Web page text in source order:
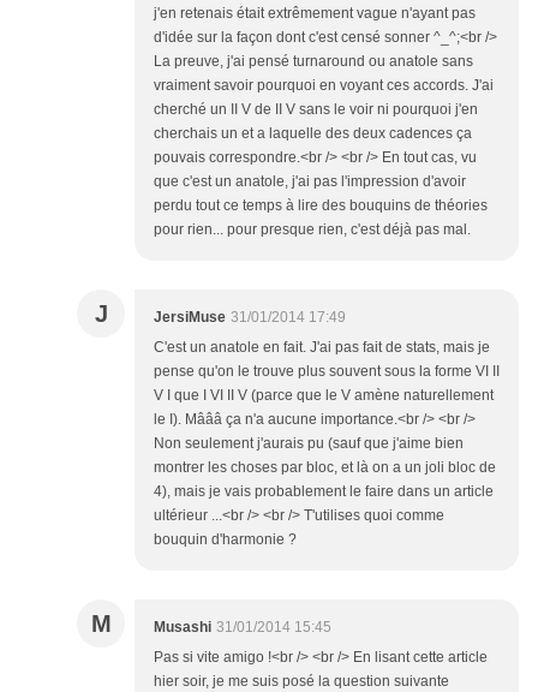
j'en retenais était extrêmement vague n'ayant pas
d'idée sur la façon dont c'est censé sonner ^_^;<br />
La preuve, j'ai pensé turnaround ou anatole sans
vraiment savoir pourquoi en voyant ces accords. J'ai
cherché un II V de II V sans le voir ni pourquoi j'en
cherchais un et a laquelle des deux cadences ça
pouvais correspondre.<br /> <br /> En tout cas, vu
que c'est un anatole, j'ai pas l'impression d'avoir
perdu tout ce temps à lire des bouquins de théories
pour rien... pour presque rien, c'est déjà pas mal.
J JersiMuse 31/01/2014 17:49
C'est un anatole en fait. J'ai pas fait de stats, mais je
pense qu'on le trouve plus souvent sous la forme VI II
V I que I VI II V (parce que le V amène naturellement
le I). Mâââ ça n'a aucune importance.<br /> <br />
Non seulement j'aurais pu (sauf que j'aime bien
montrer les choses par bloc, et là on a un joli bloc de
4), mais je vais probablement le faire dans un article
ultérieur ...<br /> <br /> T'utilises quoi comme
bouquin d'harmonie ?
M Musashi 31/01/2014 15:45
Pas si vite amigo !<br /> <br /> En lisant cette article
hier soir, je me suis posé la question suivante